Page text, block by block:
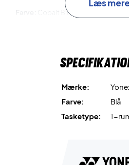
Cobalt Blue
Læs
Mærke:
Farve:
Blå
Tasketype:
1-